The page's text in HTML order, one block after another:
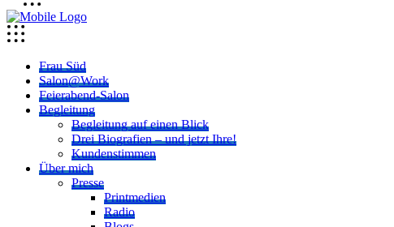
Frau Süd
Salon@Work
Feierabend-Salon
Begleitung
Begleitung auf einen Blick
Drei Biografien – und jetzt Ihre!
Kundenstimmen
Über mich
Presse
Printmedien
Radio